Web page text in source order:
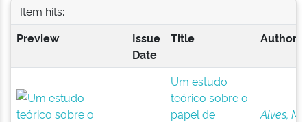
Item hits:
Preview
Issue
Date
Title
Um estudo
teórico sobre o
papel de
Alves,